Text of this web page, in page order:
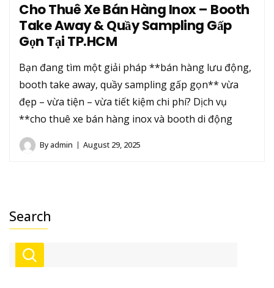
Cho Thuê Xe Bán Hàng Inox – Booth
Take Away & Quầy Sampling Gấp
Gọn Tại TP.HCM
Bạn đang tìm một giải pháp **bán hàng lưu động,
booth take away, quầy sampling gấp gọn** vừa
đẹp – vừa tiện – vừa tiết kiệm chi phí? Dịch vụ
**cho thuê xe bán hàng inox và booth di động
Byadmin August 29, 2025
Search